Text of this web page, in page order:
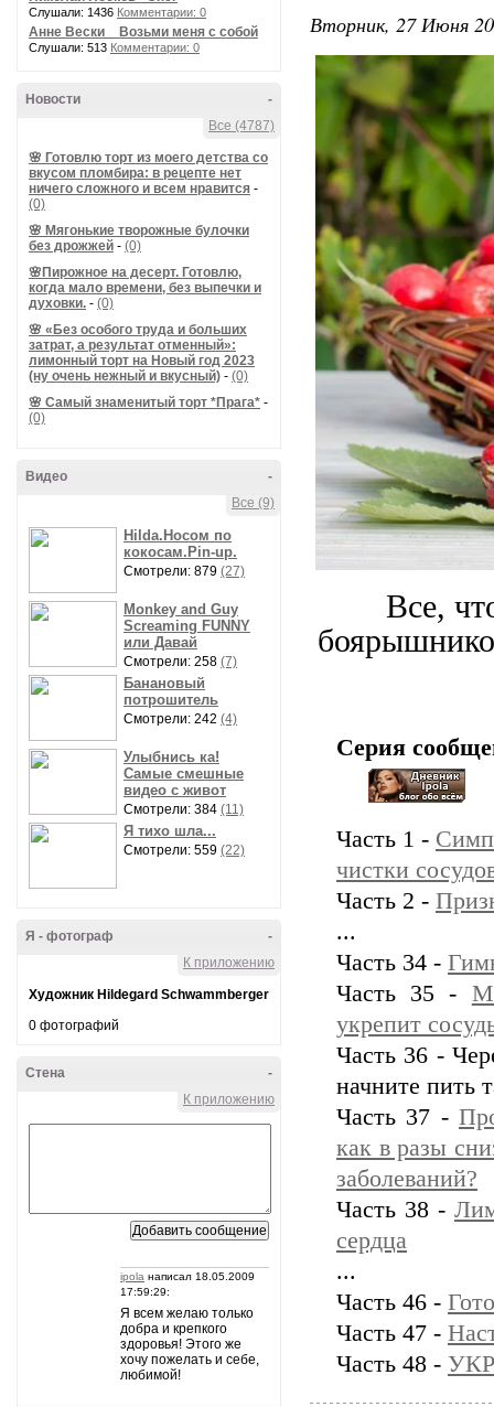
Слушали: 1436 Комментарии: 0
Анне Вески _ Возьми меня с собой
Слушали: 513 Комментарии: 0
-
Новости
Все (4787)
🌸 Готовлю торт из моего детства со
вкусом пломбира: в рецепте нет
ничего сложного и всем нравится -
(0)
🌸 Мягонькие творожные булочки
без дрожжей - (0)
🌸Пирожное на десерт. Готовлю,
когда мало времени, без выпечки и
духовки. - (0)
🌸 «Без особого труда и больших
затрат, а результат отменный»:
лимонный торт на Новый год 2023
(ну очень нежный и вкусный) - (0)
🌸 Самый знаменитый торт *Прага* -
(0)
-
Видео
Все (9)
Hilda.Носом по
кокосам.Pin-up.
Смотрели: 879 (27)
Monkey and Guy
Screaming FUNNY
или Давай
Смотрели: 258 (7)
Банановый
потрошитель
Смотрели: 242 (4)
Улыбнись ка!
Самые смешные
видео с живот
Смотрели: 384 (11)
Я тихо шла...
Смотрели: 559 (22)
-
Я - фотограф
К приложению
Художник Hildegard Schwammberger
0 фотографий
-
Стена
К приложению
ipola написал 18.05.2009
17:59:29:
Я всем желаю только
добра и крепкого
здоровья! Этого же
хочу пожелать и себе,
любимой!
Вторник, 27 Июня
Все,
Серия
Часть 1 -
чистки
Часть 2 -
...
Часть 34 -
Часть 35 -
укрепит
Часть 36 -
начните пить
Часть 37 -
как в разы
заболеваний?
Часть 38 -
сердца
...
Часть 46 -
Часть 47 -
Часть 48 -